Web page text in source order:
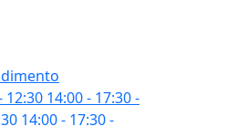
12:30 14:00 - 17:30-
14:00 - 17:30-